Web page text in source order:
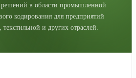
в области промышленной
кодирования для предприятий
и других отраслей.